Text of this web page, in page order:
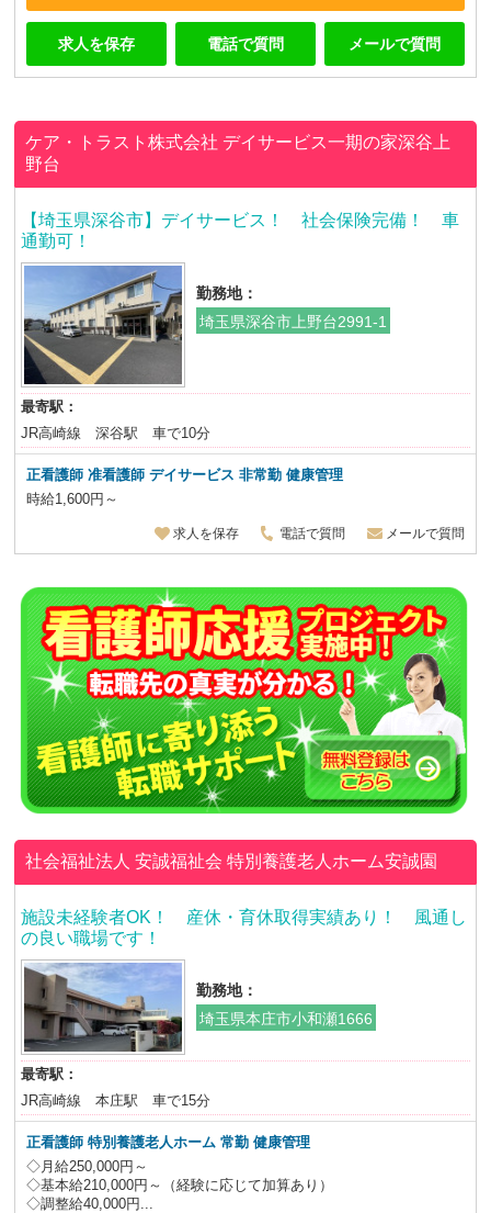
求人を保存 電話で質問 メールで質問
ケア・トラスト株式会社 デイサービス一期の家深谷上
野台
【埼玉県深谷市】デイサービス！ 社会保険完備！ 車
通勤可！
勤務地：
埼玉県深谷市上野台2991-1
最寄駅：
JR高崎線 深谷駅 車で10分
正看護師 准看護師 デイサービス 非常勤 健康管理
時給1,600円～
求人を保存 電話で質問 メールで質問
社会福祉法人 安誠福祉会特別養護老人ホーム安誠園
施設未経験者OK！ 産休・育休取得実績あり！ 風通し
の良い職場です！
勤務地：
埼玉県本庄市小和瀬1666
最寄駅：
JR高崎線 本庄駅 車で15分
正看護師 特別養護老人ホーム常勤 健康管理
◇月給250,000円～
◇基本給210,000円～（経験に応じて加算あり）
◇調整給40,000円...